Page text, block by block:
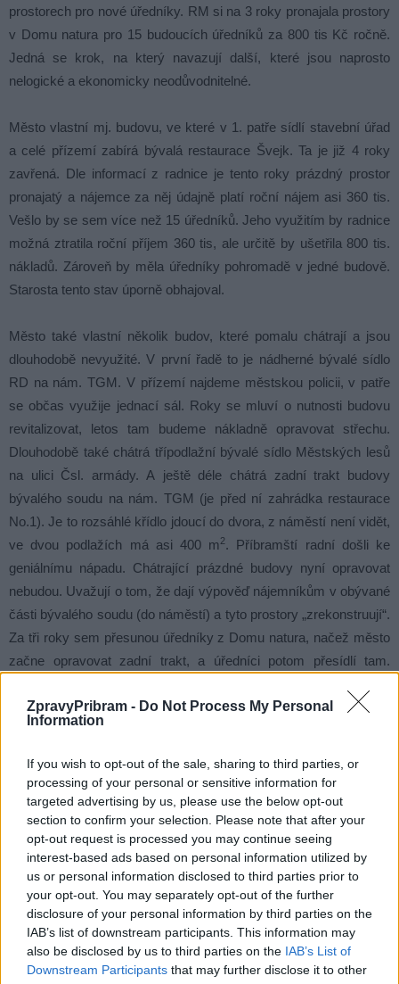
ZpravyPribram - Do Not Process My Personal
Information
If you wish to opt-out of the sale, sharing to third parties, or
processing of your personal or sensitive information for
targeted advertising by us, please use the below opt-out
section to confirm your selection. Please note that after your
opt-out request is processed you may continue seeing
interest-based ads based on personal information utilized by
us or personal information disclosed to third parties prior to
your opt-out. You may separately opt-out of the further
disclosure of your personal information by third parties on the
IAB’s list of downstream participants. This information may
also be disclosed by us to third parties on the IAB’s List of
Downstream Participants that may further disclose it to other
prostorech pro nové úředníky. RM si na 3 roky pronajala prostory
v Domu natura pro 15 budoucích úředníků za 800 tis Kč ročně.
Jedná se krok, na který navazují další, které jsou naprosto
nelogické a ekonomicky neodůvodnitelné.
Město vlastní mj. budovu, ve které v 1. patře sídlí stavební úřad
a celé přízemí zabírá bývalá restaurace Švejk. Ta je již 4 roky
zavřená. Dle informací z radnice je tento roky prázdný prostor
pronajatý a nájemce za něj údajně platí roční nájem asi 360 tis.
Vešlo by se sem více než 15 úředníků. Jeho využitím by radnice
možná ztratila roční příjem 360 tis, ale určitě by ušetřila 800 tis.
nákladů. Zároveň by měla úředníky pohromadě v jedné budově.
Starosta tento stav úporně obhajoval.
Město také vlastní několik budov, které pomalu chátrají a jsou
dlouhodobě nevyužité. V první řadě to je nádherné bývalé sídlo
RD na nám. TGM. V přízemí najdeme městskou policii, v patře
se občas využije jednací sál. Roky se mluví o nutnosti budovu
revitalizovat, letos tam budeme nákladně opravovat střechu.
Dlouhodobě také chátrá třípodlažní bývalé sídlo Městských lesů
na ulici Čsl. armády. A ještě déle chátrá zadní trakt budovy
bývalého soudu na nám. TGM (je před ní zahrádka restaurace
No.1). Je to rozsáhlé křídlo jdoucí do dvora, z náměstí není vidět,
ve dvou podlažích má asi 400 m2. Příbramští radní došli ke
geniálnímu nápadu. Chátrající prázdné budovy nyní opravovat
nebudou. Uvažují o tom, že dají výpověď nájemníkům v obývané
části bývalého soudu (do náměstí) a tyto prostory „zrekonstruují“.
Za tři roky sem přesunou úředníky z Domu natura, načež město
začne opravovat zadní trakt, a úředníci potom přesídlí tam.
by na to 3 roky), neušetří peníze za „rekonstrukci“ používané
části budovy, a nechá se připravit o nájemné z této části budovy.
řádného hospodáře.
¼ hlavní části budovy má 25 let v nájmu i moje firma. Za nájem
zaplatí ročně asi 250 tis. Kdysi zcela vybydlené prostory na svoje
náklady opravila, bez zápočtu na nájemné. Viděli je páni radní
Rotter, Fuchsa, Peterka, seděl u nás i starosta Konvalinka.
Přesto radní mluví o rekonstrukci prostor, které přitom pečlivě
svým nákladem udržujeme. Korunu tomu nasazují radní tím, že
i v těchto dnech jsou v této budově nabízeny prostory